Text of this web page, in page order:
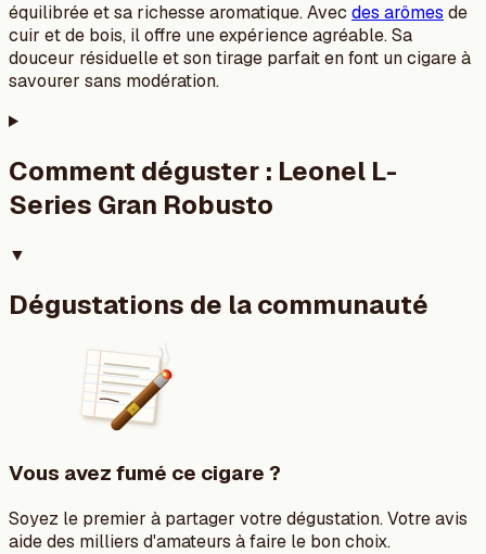
équilibrée et sa richesse aromatique. Avec des arômes de
cuir et de bois, il offre une expérience agréable. Sa
douceur résiduelle et son tirage parfait en font un cigare à
savourer sans modération.
Comment déguster : Leonel L-
Series Gran Robusto
▼
Dégustations de la communauté
Vous avez fumé ce cigare ?
Soyez le premier à partager votre dégustation. Votre avis
aide des milliers d'amateurs à faire le bon choix.